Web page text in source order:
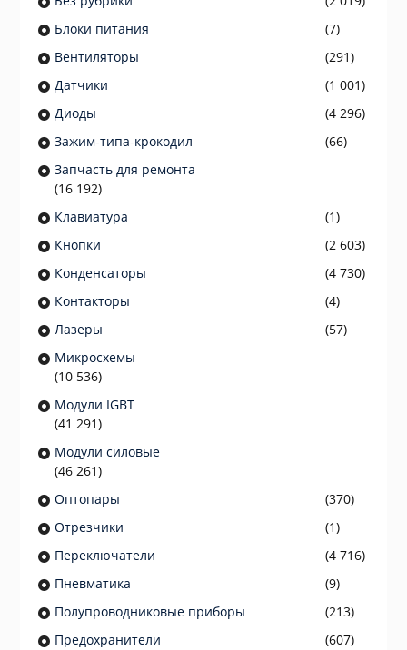
Блоки питания
(7)
Вентиляторы
(291)
Датчики
(1 001)
Диоды
(4 296)
Зажим-типа-крокодил
(66)
Запчасть для ремонта
(16 192)
Клавиатура
(1)
Кнопки
(2 603)
Конденсаторы
(4 730)
Контакторы
(4)
Лазеры
(57)
Микросхемы
(10 536)
Модули IGBT
(41 291)
Модули силовые
(46 261)
Оптопары
(370)
Отрезчики
(1)
Переключатели
(4 716)
Пневматика
(9)
Полупроводниковые приборы
(213)
Предохранители
(607)